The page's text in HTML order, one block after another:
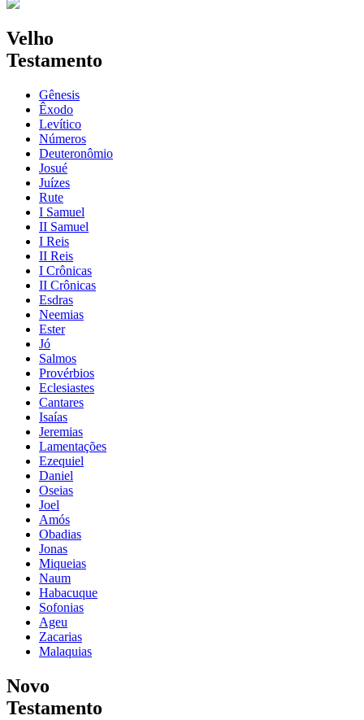
Velho
Testamento
Gênesis
Êxodo
Levítico
Números
Deuteronômio
Josué
Juízes
Rute
I Samuel
II Samuel
I Reis
II Reis
I Crônicas
II Crônicas
Esdras
Neemias
Ester
Jó
Salmos
Provérbios
Eclesiastes
Cantares
Isaías
Jeremias
Lamentações
Ezequiel
Daniel
Oseias
Joel
Amós
Obadias
Jonas
Miqueias
Naum
Habacuque
Sofonias
Ageu
Zacarias
Malaquias
Novo
Testamento